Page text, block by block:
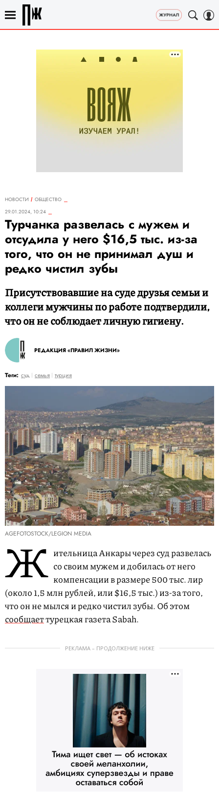
НОВОСТИ
ОБЩЕСТВО
29.01.2024, 10:24
Турчанка развелась с мужем и
отсудила у него $16,5 тыс. из-за
того, что он не принимал душ и
редко чистил зубы
Присутствовавшие на суде друзья семьи и
коллеги мужчины по работе подтвердили,
что он не соблюдает личную гигиену.
РЕДАКЦИЯ «ПРАВИЛ ЖИЗНИ»
Теги: суд семья турция
AGEFOTOSTOCK/LEGION MEDIA
Ж ительница Анкары через суд развелась
со своим мужем и добилась от него
компенсации в размере 500 тыс. лир
(около 1,5 млн рублей, или $16,5 тыс.) из-за того,
что он не мылся и редко чистил зубы. Об этом
сообщаеттурецкая газета Sabah.
РЕКЛАМА – ПРОДОЛЖЕНИЕ НИЖЕ